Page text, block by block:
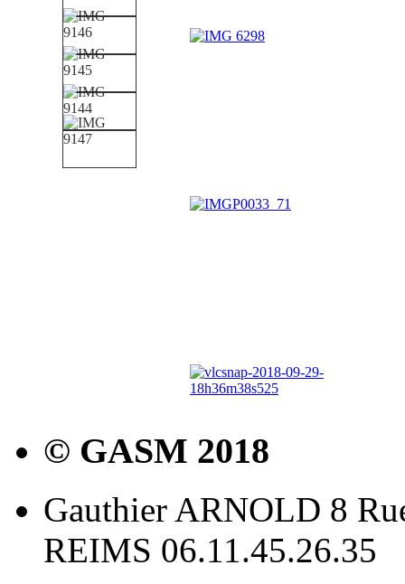
© GASM 2018
Gauthier ARNOLD 8
REIMS 06.11.45.26.35